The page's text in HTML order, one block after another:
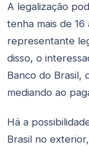
A legalização
tenha mais de
representante
disso, o
Banco do Brasil,
mediando ao
Há a
Brasil no